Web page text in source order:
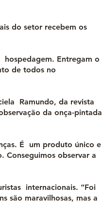
do setor recebem os
hospedagem. Entregam o
de todos no
Ramundo, da revista
da onça-pintada
É um produto único e
Conseguimos observar a
internacionais. “Foi
são maravilhosas, mas a